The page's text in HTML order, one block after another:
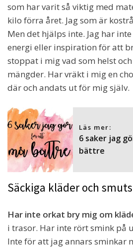
som har varit så viktig med
kilo förra året. Jag som är
Men det hjälps inte. Jag har
energi eller inspiration för att
stoppat i mig vad som helst
mängder. Har vräkt i mig en
där och andats ut för mig själv.
Läs mer:
6 saker jag
bättre
Säckiga kläder och
Har inte orkat bry mig om
i trasor. Har inte rört smink på
Inte för att jag annars sminkar